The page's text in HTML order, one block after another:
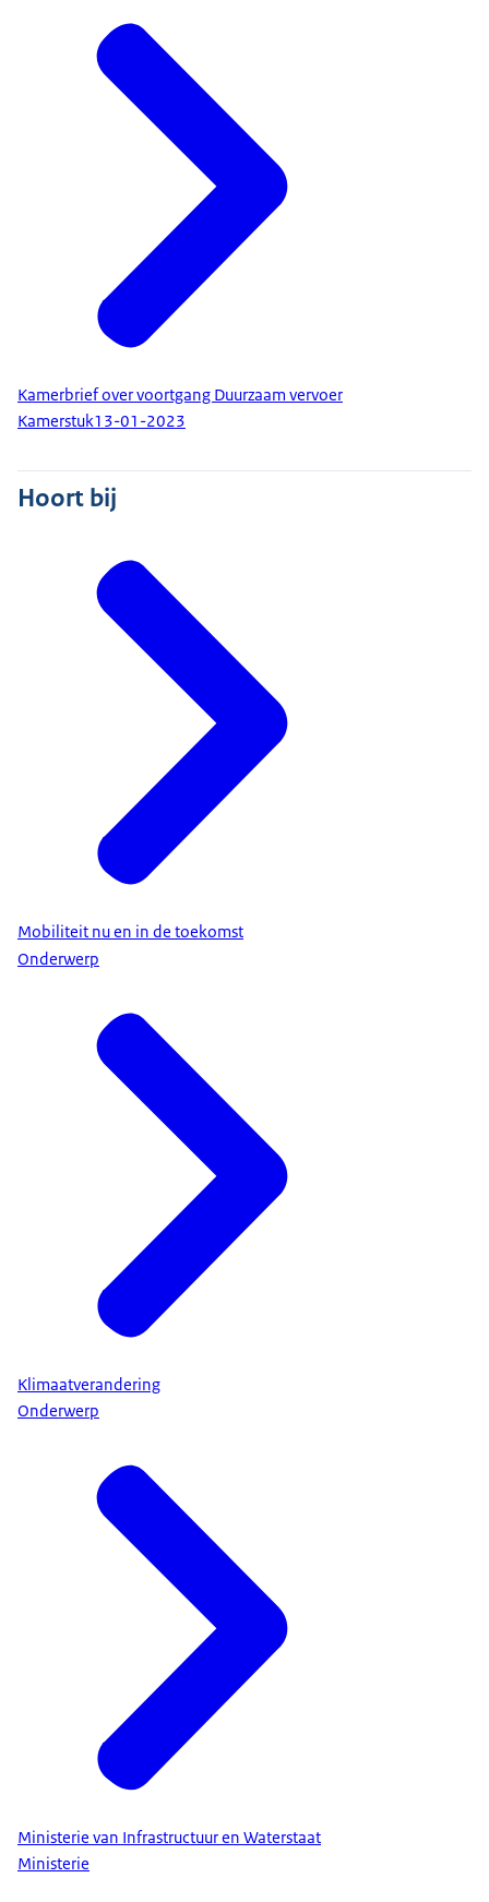
Kamerbrief over voortgang Duurzaam vervoer
Kamerstuk13-01-2023
Hoort bij
Mobiliteit nu en in de toekomst
Onderwerp
Klimaatverandering
Onderwerp
Ministerie van Infrastructuur en Waterstaat
Ministerie